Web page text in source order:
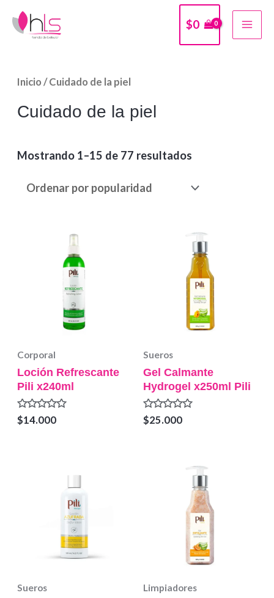
$0
Inicio/ Cuidado de la piel
Cuidado de la piel
Mostrando 1–15 de 77 resultados
Corporal
Loción Refrescante
Pili x240ml
Valorado
en
$14.000
Sueros
Gel Calmante
Hydrogel x250ml Pili
Valorado
en
$25.000
Sueros Limpiadores